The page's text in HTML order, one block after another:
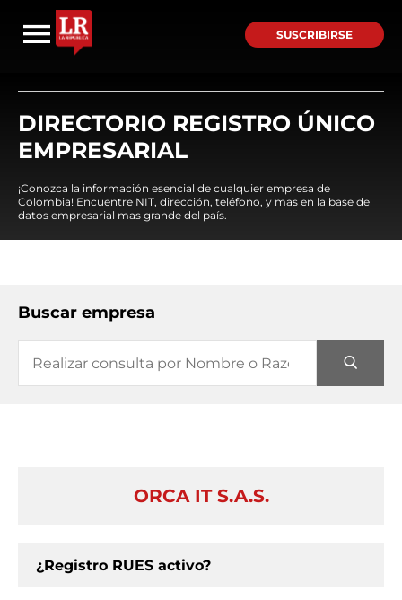
SUSCRIBIRSE
DIRECTORIO REGISTRO ÚNICO
EMPRESARIAL
¡Conozca la información esencial de cualquier empresa de
Colombia! Encuentre NIT, dirección, teléfono, y mas en la base de
datos empresarial mas grande del país.
Buscar empresa
ORCA IT S.A.S.
¿Registro RUES activo?